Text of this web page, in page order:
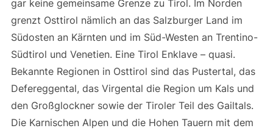
gar keine gemeinsame Grenze zu Tirol. Im Norden
grenzt Osttirol nämlich an das Salzburger Land im
Südosten an Kärnten und im Süd-Westen an Trentino-
Südtirol und Venetien. Eine Tirol Enklave – quasi.
Bekannte Regionen in Osttirol sind das Pustertal, das
Defereggental, das Virgental die Region um Kals und
den Großglockner sowie der Tiroler Teil des Gailtals.
Die Karnischen Alpen und die Hohen Tauern mit dem